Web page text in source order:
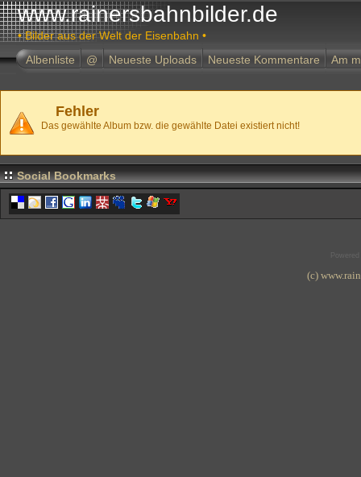
www.rainersbahnbilder.de
• Bilder aus der Welt der Eisenbahn •
Albenliste
@ Neueste Uploads Neueste Kommentare Am
Fehler
Das gewählte Album bzw. die gewählte Datei existiert nicht!
Social Bookmarks
(c)